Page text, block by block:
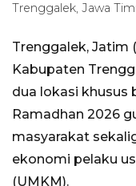
Trenggalek, Jawa
Trenggalek, Jatim
Kabupaten
dua lokasi khusus
Ramadhan 2026
masyarakat
ekonomi pelaku
(UMKM).